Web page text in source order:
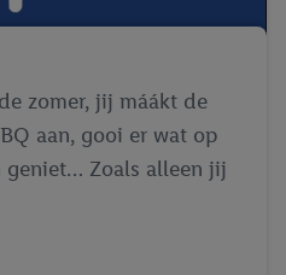
zomer, jij máákt de
aan, gooi er wat op
geniet… Zoals alleen jij